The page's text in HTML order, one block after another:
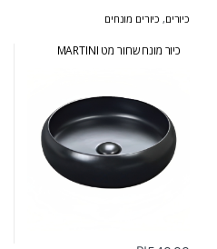
כיורים, כיורים מונחים
כיור מונח שחור מט MARTINI